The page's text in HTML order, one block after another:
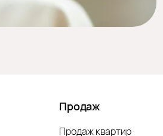
Продаж
Продаж квартир